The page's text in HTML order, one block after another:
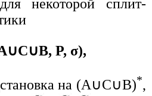
некоторой сплит-
P, σ),
на (A∪C∪B)*,